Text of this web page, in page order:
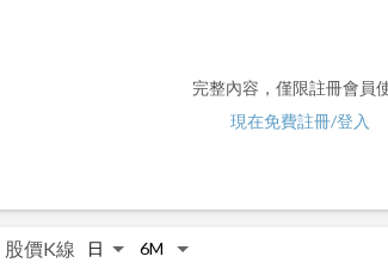
完整內容，僅限註冊會員
現在免費註冊/登入
股價K線